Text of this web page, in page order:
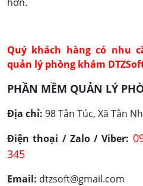
Quý khách hàng có nhu
quản lý phòng khám
PHẦN MỀM QUẢN LÝ
Địa chỉ: 98 Tân Túc, Xã Tân
Điện thoại / Zalo / Viber:
345
Email: dtzsoft@gmail.com